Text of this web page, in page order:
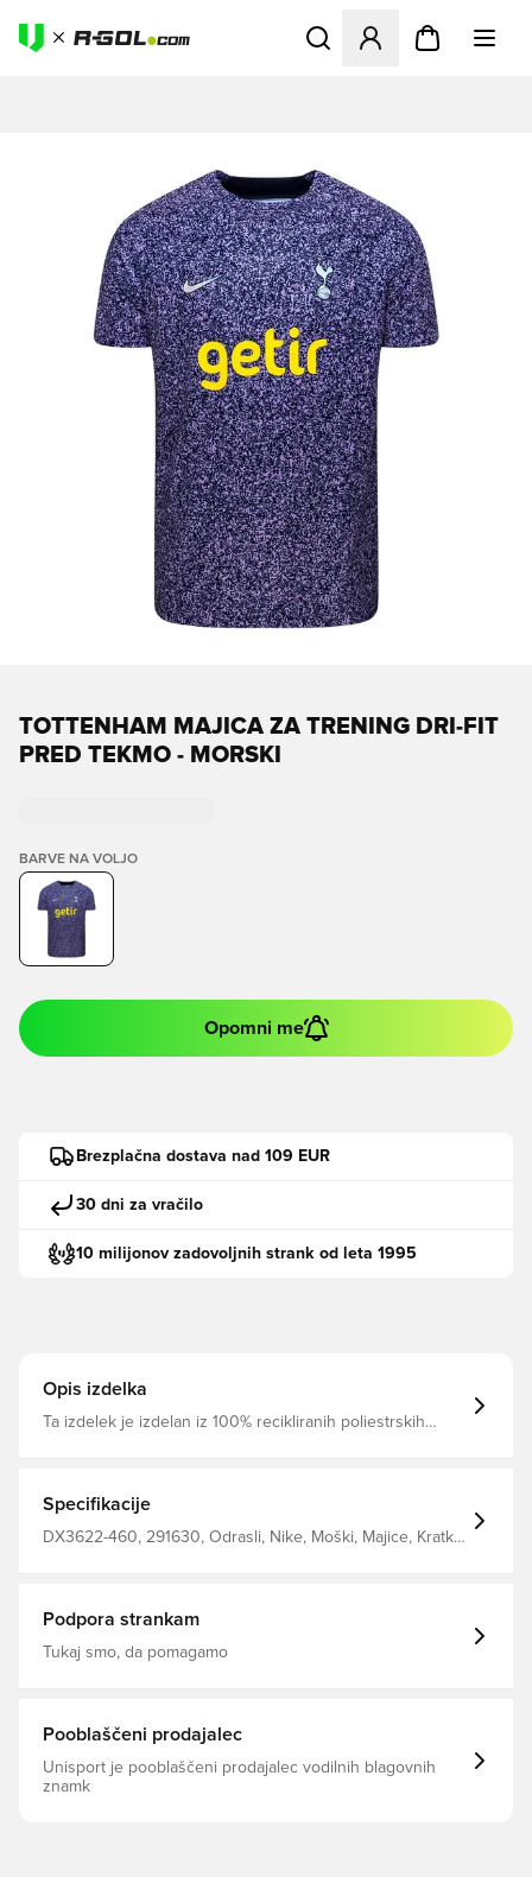
Odpre Modal za prijavo ali
TOTTENHAM MAJICA ZA TRENING DRI-FIT
PRED TEKMO - MORSKI
BARVE NA VOLJO
Opomni me
Brezplačna dostava nad 109 EUR
30 dni za vračilo
10 milijonov zadovoljnih strank od leta 1995
Opis izdelka
Ta izdelek je izdelan iz 100% recikliranih poliestrskih
Specifikacije
DX3622-460, 291630, Odrasli, Nike, Moški, Majice, Kratki
Podpora strankam
Tukaj smo, da pomagamo
Pooblaščeni prodajalec
Unisport je pooblaščeni prodajalec vodilnih blagovnih
znamk